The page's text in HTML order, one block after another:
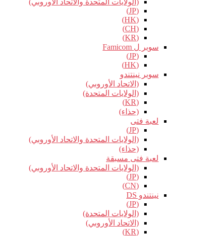
(الولايات المتحدة والاتحاد الأوروبي)
(JP)
(HK)
(CH)
(KR)
سوبر ل Famicom
(JP)
(HK)
سوبر نينتندو
(الاتحاد الأوروبي)
(الولايات المتحدة)
(KR)
(حذاء)
لعبة فتى
(JP)
(الولايات المتحدة والاتحاد الأوروبي)
(حذاء)
لعبة فتى مسبقة
(الولايات المتحدة والاتحاد الأوروبي)
(JP)
(CN)
نينتندو DS
(JP)
(الولايات المتحدة)
(الاتحاد الأوروبي)
(KR)